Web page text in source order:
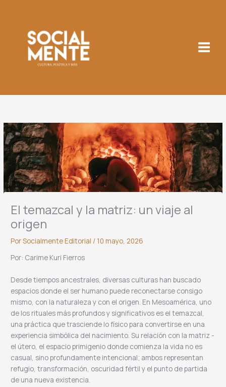
El temazcal y la matriz: un viaje al
origen
PorSocialmente Editorial / 10 mayo, 2026
Por: Carime Kuri Fierros
Desde tiempos ancestrales, diversas culturas han buscado
espacios donde el ser humano puede reconectarse consigo
mismo, con la naturaleza y con el origen. En Mesoamérica, uno
de los rituales más profundos y significativos es el temazcal,
una práctica que trasciende lo físico para convertirse en una
experiencia simbólica del nacimiento. Su relación con la matriz -
el útero, el espacio primigenio donde comienza la vida no es
casual, sino profundamente intencional; ambos representan
refugio, transformación, oscuridad fértil y el punto de partida
de una nueva existencia.